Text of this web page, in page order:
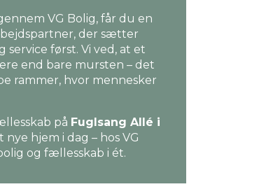
VG Bolig, får du en
der sætter
først. Vi ved, at et
end bare mursten – det
rammer, hvor mennesker
på Fuglsang Allé i
nye hjem i dag – hos VG
og fællesskab i ét.